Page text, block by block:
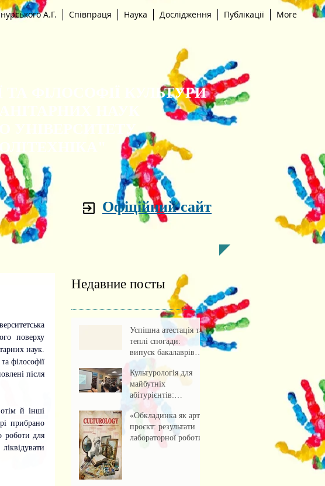
А.Г. Співпраця Наука Дослідження Публікації More
ТА ФІЛОСОФІЇ КУЛЬТУРИ
НАУК
УНІВЕРСИТЕТУ
Офіційний сайт
поверху
наук.
філософії
після
й інші
прибрано
роботи для
Недавние посты
Успішна атестація та
теплі спогади:
випуск бакалаврів
Культурологія для
майбутніх
абітурієнтів:
профорієнтаційна
зустріч із учнями
ліцею
«Обкладинка як арт-
проєкт: результати
лабораторної роботи»